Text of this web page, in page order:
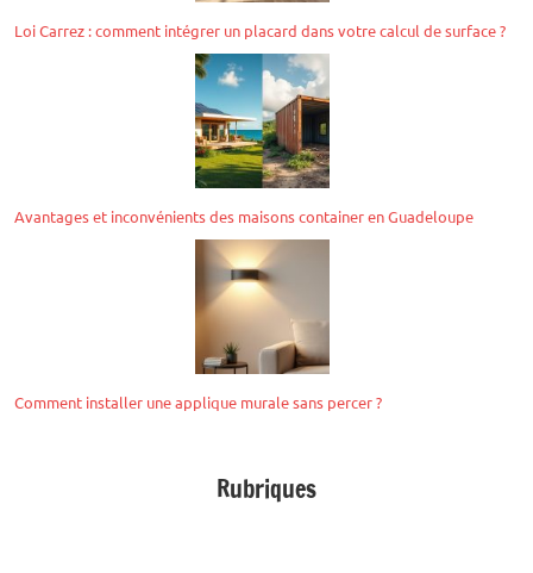
Loi Carrez : comment intégrer un placard dans votre calcul de surface ?
Avantages et inconvénients des maisons container en Guadeloupe
Comment installer une applique murale sans percer ?
Rubriques